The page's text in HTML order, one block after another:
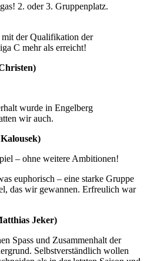
2. oder 3. Gruppenplatz.
der Qualifikation der
C mehr als erreicht!
wurde in Engelberg
wir auch.
– ohne weitere Ambitionen!
euphorisch – eine starke Gruppe
das wir gewannen. Erfreulich war
Jeker)
Spass und Zusammenhalt der
Selbstverständlich wollen